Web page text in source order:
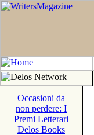
Occasioni da
non perdere: I
Premi Letterari
Delos Books